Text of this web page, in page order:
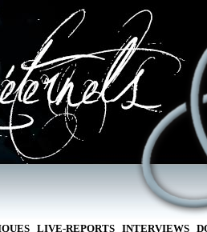
LIVE-REPORTS INTERVIEWS